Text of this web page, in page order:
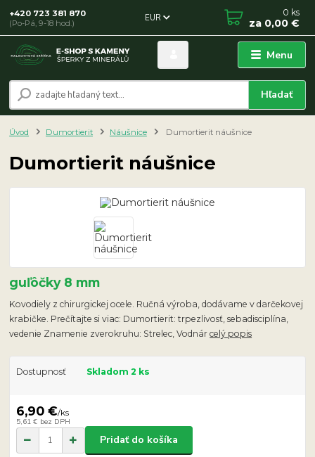
Menu
EUR
Hľadať
+420 723 381 870
(Po-Pá, 9-18 hod.)
0 ks
za 0,00 €
Úvod Dumortierit Náušnice Dumortierit náušnice
Dumortierit náušnice
guľôčky 8 mm
Kovodiely z chirurgickej ocele. Ručná výroba, dodávame v darčekovej
krabičke. Prečítajte si viac: Dumortierit: trpezlivosť, sebadisciplína,
vedenie Znamenie zverokruhu: Strelec, Vodnárcelý popis
Dostupnosť Skladom 2 ks
6,90 €/ks
5,61 € bez DPH
Pridať do košíka